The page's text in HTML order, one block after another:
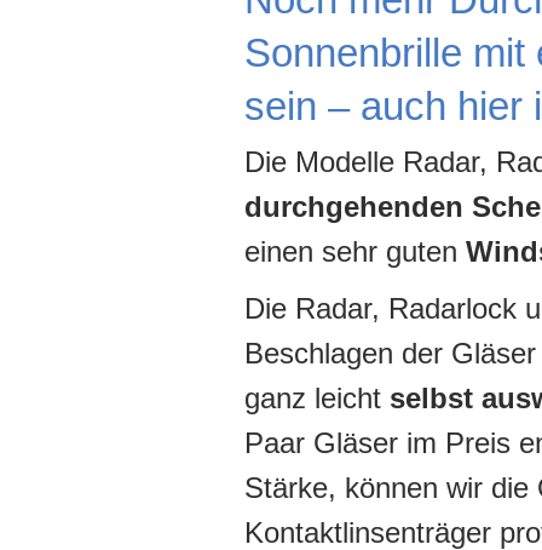
Sonnenbrille mit
sein – auch hier
Die Modelle Radar,
durchgehenden
einen sehr guten
Die Radar, Radarlock
Beschlagen der
ganz leicht selbst
Paar Gläser im Preis
Stärke, können wir
Kontaktlinsenträger